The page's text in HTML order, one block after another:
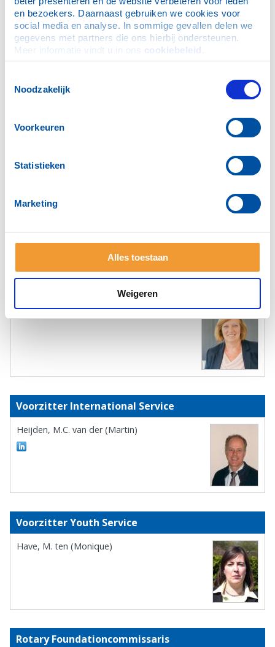
en bezoekers. Daarnaast gebruiken we cookies voor
social media en analyse. In sommige gevallen delen we
gegevens met partners die ons hierbij ondersteunen.
Meer informatie vindt u in ons cookiebeleid
Noodzakelijk
Voorkeuren
Statistieken
Marketing
Alles toestaan
Weigeren
Commissies:
Voorzitter Vocational Service
Voorzitter Community Service
Zijp, J.M. van (Jolanda)
Voorzitter International Service
Heijden, M.C. van der (Martin)
Voorzitter Youth Service
Have, M. ten (Monique)
Rotary Foundationcommissaris